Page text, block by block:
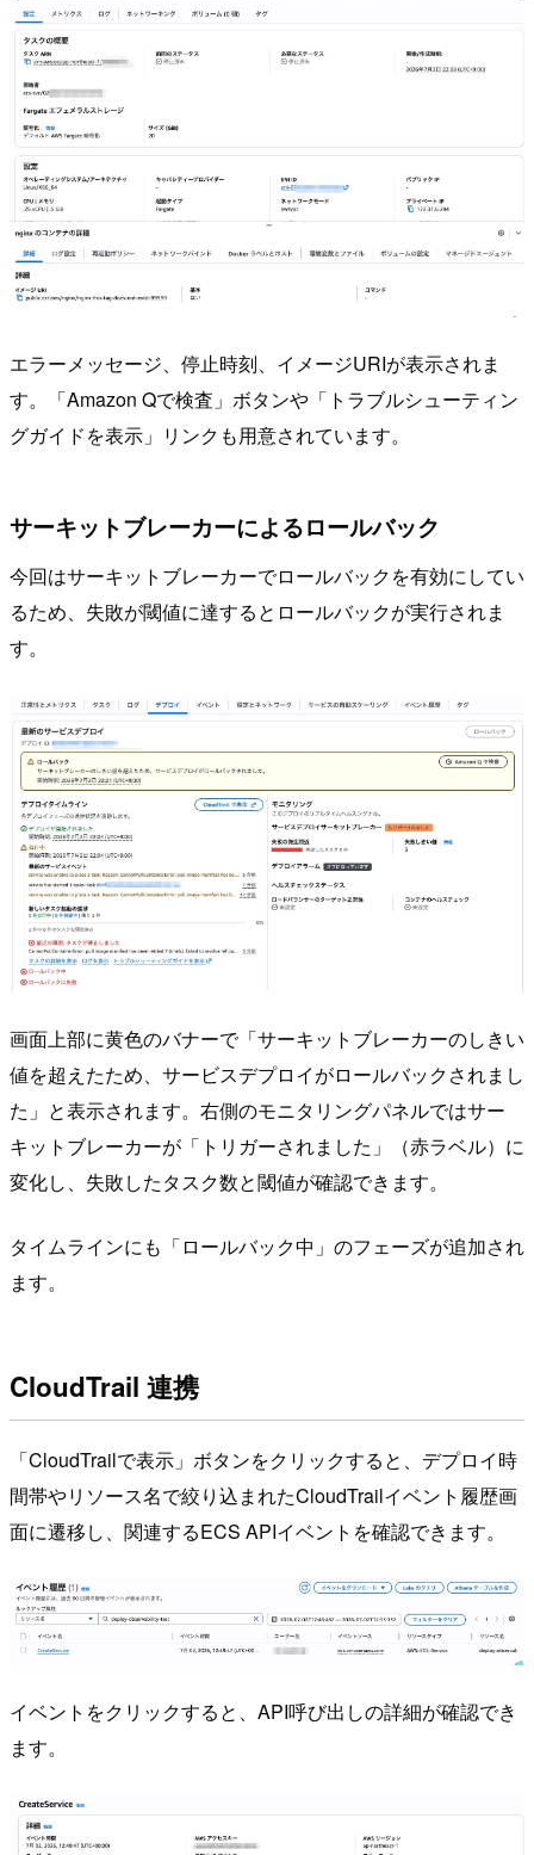
エラーメッセージ、停止時刻、イメージURIが表示されま
す。「Amazon Qで検査」ボタンや「トラブルシューティン
グガイドを表示」リンクも用意されています。
サーキットブレーカーによるロールバック
今回はサーキットブレーカーでロールバックを有効にしてい
るため、失敗が閾値に達するとロールバックが実行されま
す。
画面上部に黄色のバナーで「サーキットブレーカーのしきい
値を超えたため、サービスデプロイがロールバックされまし
た」と表示されます。右側のモニタリングパネルではサー
キットブレーカーが「トリガーされました」（赤ラベル）に
変化し、失敗したタスク数と閾値が確認できます。
タイムラインにも「ロールバック中」のフェーズが追加され
ます。
CloudTrail 連携
「CloudTrailで表示」ボタンをクリックすると、デプロイ時
間帯やリソース名で絞り込まれたCloudTrailイベント履歴画
面に遷移し、関連するECS APIイベントを確認できます。
イベントをクリックすると、API呼び出しの詳細が確認でき
ます。